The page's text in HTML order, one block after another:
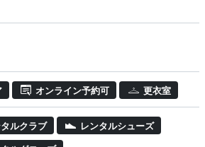
オンライン予約可 更衣室
ルクラブ レンタルシューズ